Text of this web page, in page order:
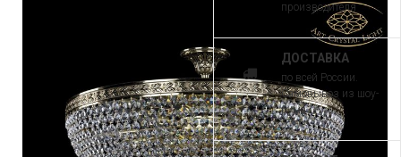
производителя
ДОСТАВКА
по всей России.
Самовывоз из шоу-
рума